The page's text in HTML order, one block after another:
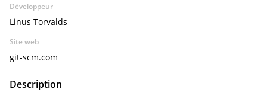
Développeur
Linus Torvalds
Site web
git-scm.com
Description